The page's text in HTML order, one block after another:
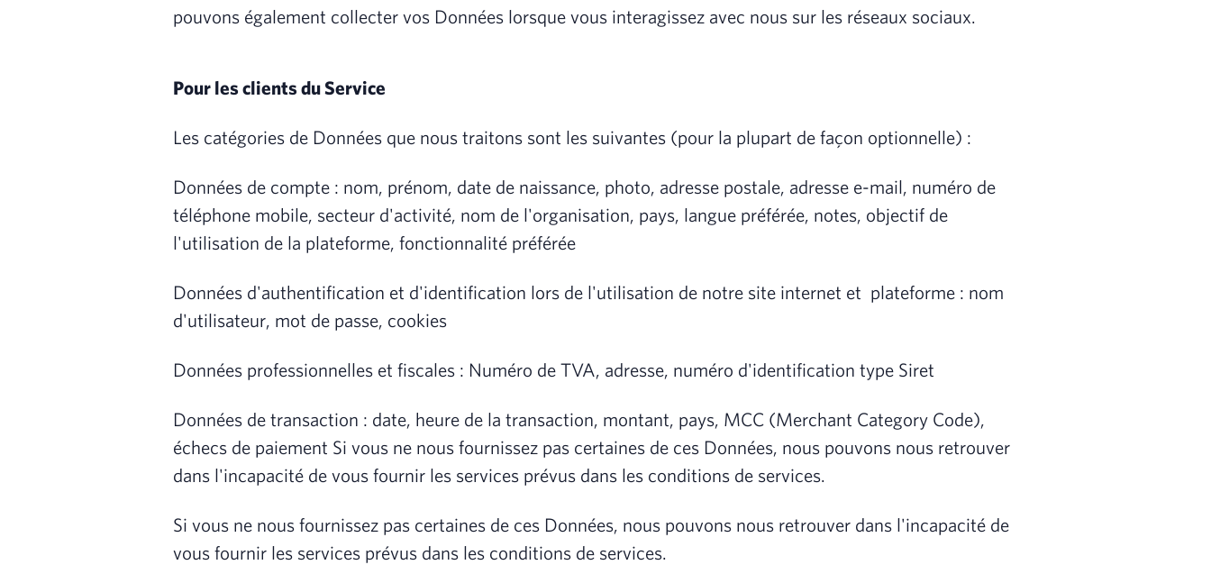
pouvons également collecter vos Données lorsque vous interagissez avec nous sur les réseaux sociaux.
Pour les clients du Service
Les catégories de Données que nous traitons sont les suivantes (pour la plupart de façon optionnelle) :
Données de compte : nom, prénom, date de naissance, photo, adresse postale, adresse e-mail, numéro de
téléphone mobile, secteur d'activité, nom de l'organisation, pays, langue préférée, notes, objectif de
l'utilisation de la plateforme, fonctionnalité préférée
Données d'authentification et d'identification lors de l'utilisation de notre site internet et plateforme : nom
d'utilisateur, mot de passe, cookies
Données professionnelles et fiscales : Numéro de TVA, adresse, numéro d'identification type Siret
Données de transaction : date, heure de la transaction, montant, pays, MCC (Merchant Category Code),
échecs de paiement Si vous ne nous fournissez pas certaines de ces Données, nous pouvons nous retrouver
dans l'incapacité de vous fournir les services prévus dans les conditions de services.
Si vous ne nous fournissez pas certaines de ces Données, nous pouvons nous retrouver dans l'incapacité de
vous fournir les services prévus dans les conditions de services.